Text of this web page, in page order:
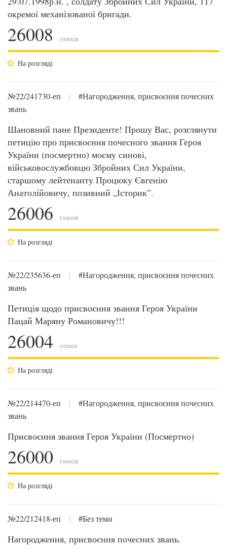
окремої механізованої бригади.
26008 голосів
На розгляді
№22/241730-еп |
#Нагородження, присвоєння почесних
звань
Шановний пане Президенте! Прошу Вас, розглянути
петицію про присвоєння почесного звання Героя
України (посмертно) моєму синові,
військовослужбовцю Збройних Сил України,
старшому лейтенанту Процюку Євгенію
Анатолійовичу, позивний „Історик”.
26006 голосів
На розгляді
№22/235636-еп |
#Нагородження, присвоєння почесних
звань
Петиція щодо присвоєння звання Героя України
Пацай Маряну Романовичу!!!
26004 голоси
На розгляді
№22/214470-еп |
#Нагородження, присвоєння почесних
звань
Присвоєння звання Героя України (Посмертно)
26000 голосів
На розгляді
№22/212418-еп | #Без теми
Нагородження, присвоєння почесних звань.